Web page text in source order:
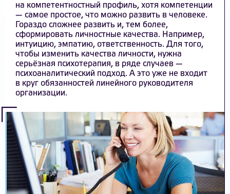
на компетентностный профиль, хотя компетенции
— самое простое, что можно развить в человеке.
Гораздо сложнее развить и, тем более,
сформировать личностные качества. Например,
интуицию, эмпатию, ответственность. Для того,
чтобы изменить качества личности, нужна
серьёзная психотерапия, в ряде случаев —
психоаналитический подход. А это уже не входит
в круг обязанностей линейного руководителя
организации.